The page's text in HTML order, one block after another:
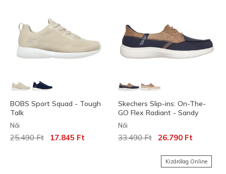
BOBS Sport Squad - Tough
Talk
Női
Az ár a következőhöz képest csökkent:
25.490 Ft címzett:
17.845 Ft
Skechers Slip-ins: On-The-
GO Flex Radiant - Sandy
Női
Az ár a következőhöz képest
33.490 Ft címzett:
26.790 Ft
Kizárólag Online